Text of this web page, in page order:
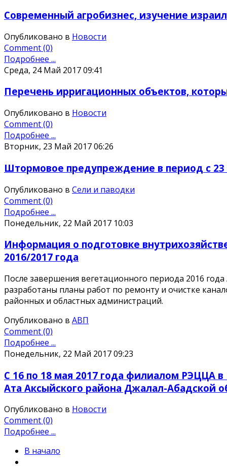
Современный агробизнес, изучение
Опубликовано в Новости
Comment (0)
Подробнее ...
Среда, 24 Май 2017 09:41
Перечень ирригационных объектов,
Опубликовано в Новости
Comment (0)
Подробнее ...
Вторник, 23 Май 2017 06:26
Штормовое предупреждение в период с 23
Опубликовано в Сели и паводки
Comment (0)
Подробнее ...
Понедельник, 22 Май 2017 10:03
Информация о подготовке
2016/2017 года
После завершения вегетационного периода 2016
разработаны планы работ по ремонту и очистке
районных и областных администраций.
Опубликовано в АВП
Comment (0)
Подробнее ...
Понедельник, 22 Май 2017 09:23
C 16 по 18 мая 2017 года филиалом РЭЦЦА
Ата Аксыйского района Джалал-Абадской
Опубликовано в Новости
Comment (0)
Подробнее ...
В начало